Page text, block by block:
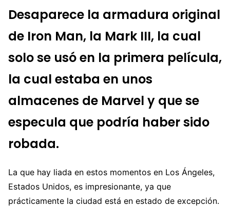
Desaparece la armadura original
de Iron Man, la Mark III, la cual
solo se usó en la primera película,
la cual estaba en unos
almacenes de Marvel y que se
especula que podría haber sido
robada.
La que hay liada en estos momentos en Los Ángeles,
Estados Unidos, es impresionante, ya que
prácticamente la ciudad está en estado de excepción.